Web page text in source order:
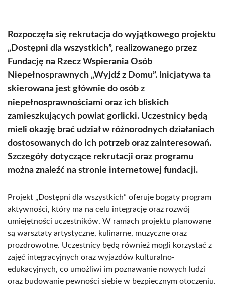
(Twitter)
Rozpoczęła się rekrutacja do wyjątkowego projektu
„Dostępni dla wszystkich”, realizowanego przez
Fundację na Rzecz Wspierania Osób
Niepełnosprawnych „Wyjdź z Domu”. Inicjatywa ta
skierowana jest głównie do osób z
niepełnosprawnościami oraz ich bliskich
zamieszkujących powiat gorlicki. Uczestnicy będą
mieli okazję brać udział w różnorodnych działaniach
dostosowanych do ich potrzeb oraz zainteresowań.
Szczegóły dotyczące rekrutacji oraz programu
można znaleźć na stronie internetowej fundacji.
Projekt „Dostępni dla wszystkich” oferuje bogaty program
aktywności, który ma na celu integrację oraz rozwój
umiejętności uczestników. W ramach projektu planowane
są warsztaty artystyczne, kulinarne, muzyczne oraz
prozdrowotne. Uczestnicy będą również mogli korzystać z
zajęć integracyjnych oraz wyjazdów kulturalno-
edukacyjnych, co umożliwi im poznawanie nowych ludzi
oraz budowanie pewności siebie w bezpiecznym otoczeniu.